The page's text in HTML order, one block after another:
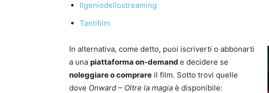
Ilgeniodellostreaming
Tantifilm
In alternativa, come detto, puoi iscriverti o abbonarti
a una piattaforma on-demand e decidere se
noleggiare o comprare il film. Sotto trovi quelle
dove Onward – Oltre la magia è disponibile: